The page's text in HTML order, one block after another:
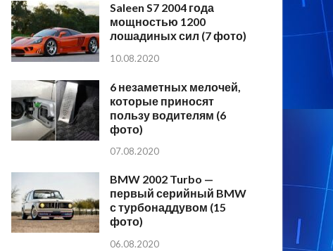
Saleen S7 2004 года
мощностью 1200
лошадиных сил (7 фото)
10.08.2020
6 незаметных мелочей,
которые приносят
пользу водителям (6
фото)
07.08.2020
BMW 2002 Turbo —
первый серийный BMW
с турбонаддувом (15
фото)
06.08.2020